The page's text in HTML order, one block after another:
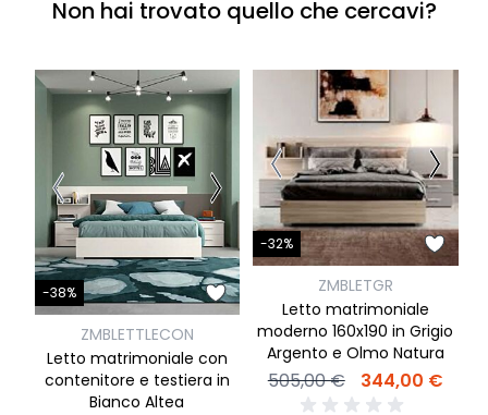
Non hai trovato quello che cercavi?
-38%
ZMBLETTLECON
Letto matrimoniale con
contenitore e testiera in
Bianco Altea
-32%
ZMBLETGR
Letto matrimoniale
moderno 160x190 in Grigio
Argento e Olmo Natura
505,00 € 344,00 €